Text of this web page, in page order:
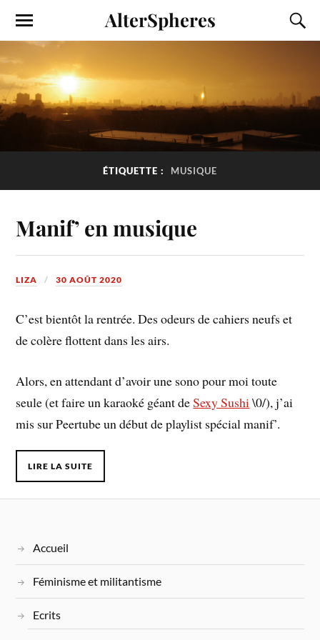
AlterSpheres
ÉTIQUETTE : MUSIQUE
Manif’ en musique
LIZA 30 AOÛT 2020
C’est bientôt la rentrée. Des odeurs de cahiers neufs et
de colère flottent dans les airs.
Alors, en attendant d’avoir une sono pour moi toute
seule (et faire un karaoké géant deSexy Sushi\0/), j’ai
mis sur Peertube un début de playlist spécial manif’.
LIRE LA SUITE
Accueil
Féminisme et militantisme
Ecrits